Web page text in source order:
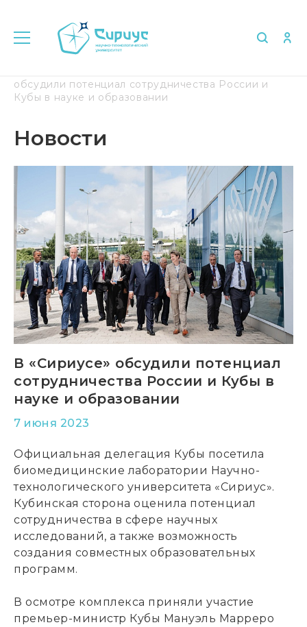
обсудили потенциал сотрудничества России и
Кубы в науке и образовании
Новости
В «Сириусе» обсудили потенциал
сотрудничества России и Кубы в
науке и образовании
7 июня 2023
Официальная делегация Кубы посетила
биомедицинские лаборатории Научно-
технологического университета «Сириус».
Кубинская сторона оценила потенциал
сотрудничества в сфере научных
исследований, а также возможность
создания совместных образовательных
программ.
В осмотре комплекса приняли участие
премьер-министр Кубы Мануэль Марреро